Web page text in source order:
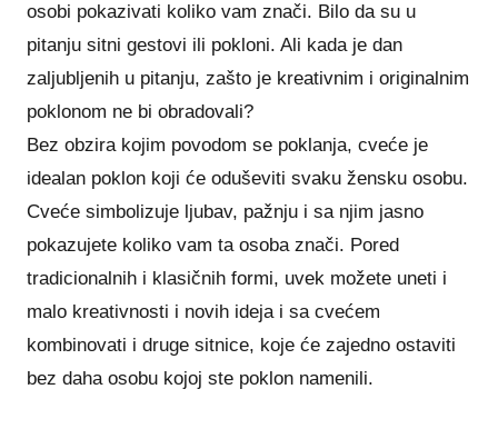
osobi pokazivati koliko vam znači. Bilo da su u
pitanju sitni gestovi ili pokloni. Ali kada je dan
zaljubljenih u pitanju, zašto je kreativnim i originalnim
poklonom ne bi obradovali?
Bez obzira kojim povodom se poklanja, cveće je
idealan poklon koji će oduševiti svaku žensku osobu.
Cveće simbolizuje ljubav, pažnju i sa njim jasno
pokazujete koliko vam ta osoba znači. Pored
tradicionalnih i klasičnih formi, uvek možete uneti i
malo kreativnosti i novih ideja i sa cvećem
kombinovati i druge sitnice, koje će zajedno ostaviti
bez daha osobu kojoj ste poklon namenili.